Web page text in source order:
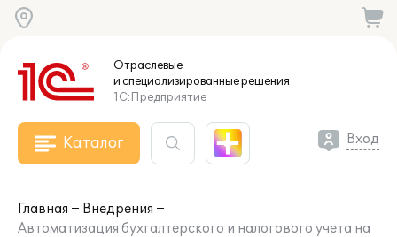
Отраслевые
и специализированныерешения
1С:Предприятие
Каталог Вход
Главная
Внедрения
Автоматизация бухгалтерского и налогового учета на